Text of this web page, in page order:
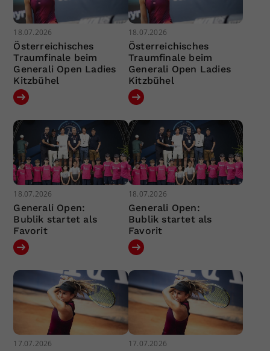
18.07.2026
Österreichisches
Traumfinale beim
Generali Open Ladies
Kitzbühel
18.07.2026
Österreichisches
Traumfinale beim
Generali Open Ladies
Kitzbühel
18.07.2026
Generali Open:
Bublik startet als
Favorit
18.07.2026
Generali Open:
Bublik startet als
Favorit
17.07.2026 17.07.2026